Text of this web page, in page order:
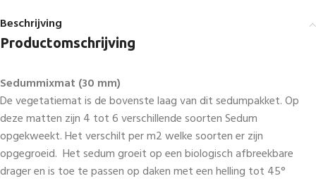
Beschrijving
Productomschrijving
Sedummixmat (30 mm)
De vegetatiemat is de bovenste laag van dit sedumpakket. Op
deze matten zijn 4 tot 6 verschillende soorten Sedum
opgekweekt. Het verschilt per m2 welke soorten er zijn
opgegroeid. Het sedum groeit op een biologisch afbreekbare
drager en is toe te passen op daken met een helling tot 45°